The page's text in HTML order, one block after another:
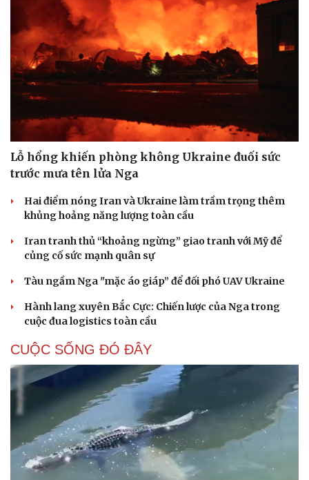
Cải chính
Lỗ hổng khiến phòng không Ukraine đuối sức
trước mưa tên lửa Nga
Hai điểm nóng Iran và Ukraine làm trầm trọng thêm
khủng hoảng năng lượng toàn cầu
Iran tranh thủ “khoảng ngừng” giao tranh với Mỹ để
củng cố sức mạnh quân sự
Tàu ngầm Nga "mặc áo giáp” để đối phó UAV Ukraine
Hành lang xuyên Bắc Cực: Chiến lược của Nga trong
cuộc đua logistics toàn cầu
CUỘC SỐNG ĐÓ ĐÂY